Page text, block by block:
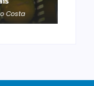
Costa